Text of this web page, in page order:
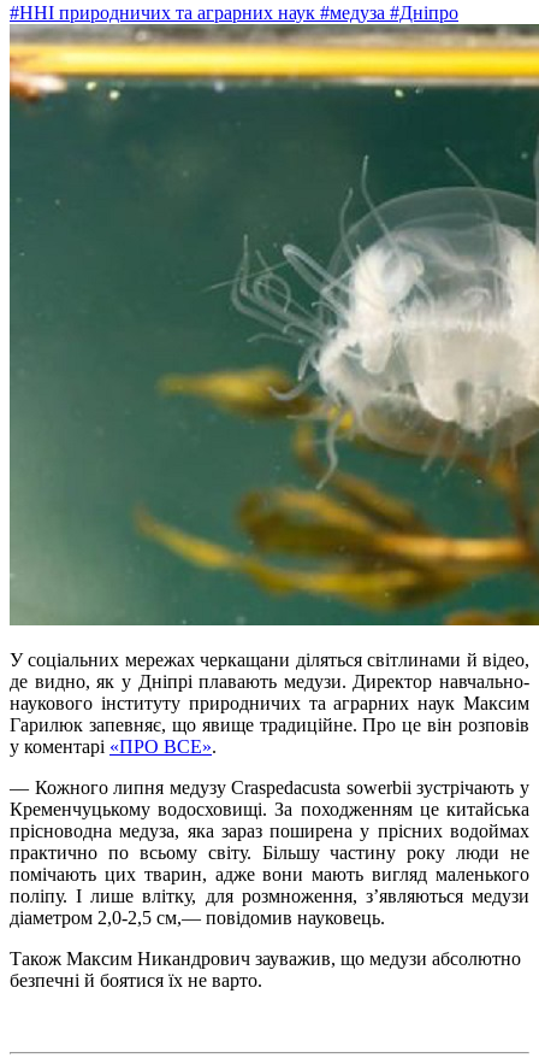
#ННІ природничих та аграрних наук #медуза #Дніпро
У соціальних мережах черкащани діляться світлинами й відео,
де видно, як у Дніпрі плавають медузи. Директор навчально-
наукового інституту природничих та аграрних наук Максим
Гарилюк запевняє, що явище традиційне. Про це він розповів
у коментарі «ПРО ВСЕ».
— Кожного липня медузу Craspedacusta sowerbii зустрічають у
Кременчуцькому водосховищі. За походженням це китайська
прісноводна медуза, яка зараз поширена у прісних водоймах
практично по всьому світу. Більшу частину року люди не
помічають цих тварин, адже вони мають вигляд маленького
поліпу. І лише влітку, для розмноження, з’являються медузи
діаметром 2,0-2,5 см,— повідомив науковець.
Також Максим Никандрович зауважив, що медузи абсолютно
безпечні й боятися їх не варто.